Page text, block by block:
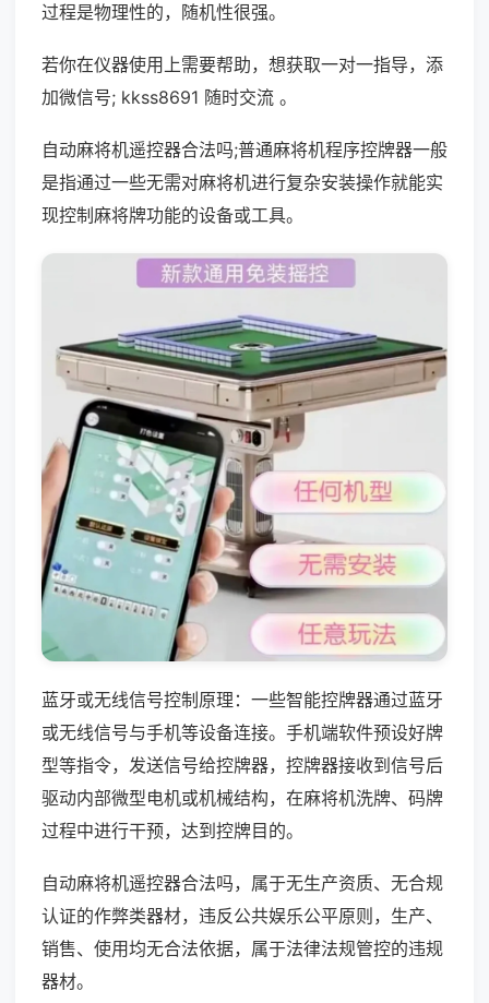
过程是物理性的，随机性很强。
若你在仪器使用上需要帮助，想获取一对一指导，添
加微信号; kkss8691 随时交流 。
自动麻将机遥控器合法吗;普通麻将机程序控牌器一般
是指通过一些无需对麻将机进行复杂安装操作就能实
现控制麻将牌功能的设备或工具。
蓝牙或无线信号控制原理：一些智能控牌器通过蓝牙
或无线信号与手机等设备连接。手机端软件预设好牌
型等指令，发送信号给控牌器，控牌器接收到信号后
驱动内部微型电机或机械结构，在麻将机洗牌、码牌
过程中进行干预，达到控牌目的。
自动麻将机遥控器合法吗，属于无生产资质、无合规
认证的作弊类器材，违反公共娱乐公平原则，生产、
销售、使用均无合法依据，属于法律法规管控的违规
器材。